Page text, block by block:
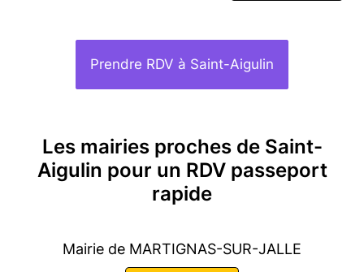
Prendre RDV à Saint-Aigulin
Les mairies proches de Saint-
Aigulin pour un RDV passeport
rapide
Mairie de MARTIGNAS-SUR-JALLE